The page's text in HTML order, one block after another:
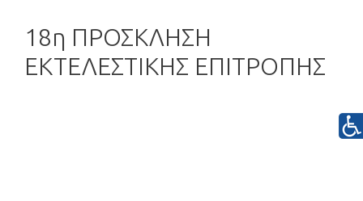
18η ΠΡΟΣΚΛΗΣΗ
ΕΚΤΕΛΕΣΤΙΚΗΣ ΕΠΙΤΡΟΠΗΣ